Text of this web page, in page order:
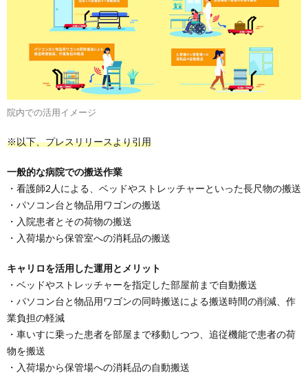
院内での活用イメージ
※以下、プレスリリースより引用
一般的な病院での搬送作業
・看護師2人による、ベッドやストレッチャーといった長尺物の搬送
・パソコン台と物品用ワゴンの搬送
・入院患者とその荷物の搬送
・入荷場から保管室への消耗品の搬送
キャリロを活用した運用とメリット
・ベッドやストレッチャーを指定した部屋前まで自動搬送
・パソコン台と物品用ワゴンの同時搬送による搬送時間の削減、作
業負担の軽減
・車いすに乗った患者を部屋まで移動しつつ、追従機能で患者の荷
物を搬送
・入荷場から保管場への消耗品の自動搬送